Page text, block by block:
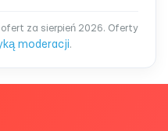
ofert za sierpień 2026. Oferty
moderacji.